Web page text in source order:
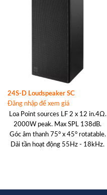
24S-D Loudspeaker SC
Đăng nhập để xem giá
Loa Point sources LF 2 x 12 in.4Ω.
2000W peak. Max SPL 138dB.
Góc âm thanh 75° x 45° rotatable.
Dải tần hoạt động 55Hz - 18kHz.